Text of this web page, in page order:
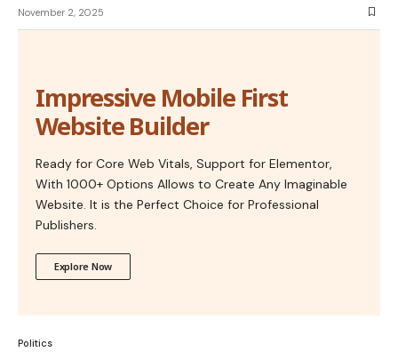
November 2, 2025
Impressive Mobile First
Website Builder
Ready for Core Web Vitals, Support for Elementor,
With 1000+ Options Allows to Create Any Imaginable
Website. It is the Perfect Choice for Professional
Publishers.
Explore Now
Politics